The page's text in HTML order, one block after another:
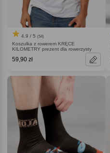
4.9 / 5 (54)
Koszulka z rowerem KRĘCE
KILOMETRY prezent dla rowerzysty
59,90 zł